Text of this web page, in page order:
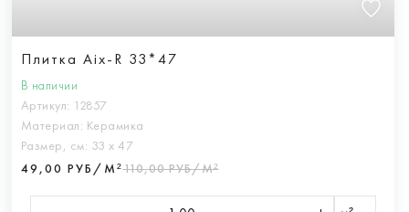
Плитка Aix-R 33*47
В наличии
Артикул: 12857
Материал: Керамика
Размер, см: 33 х 47
49,00 РУБ/М²110,00 РУБ/М²